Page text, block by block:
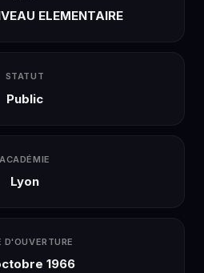
ELEMENTAIRE
STATUT
Public
ACADÉMIE
Lyon
D'OUVERTURE
1966